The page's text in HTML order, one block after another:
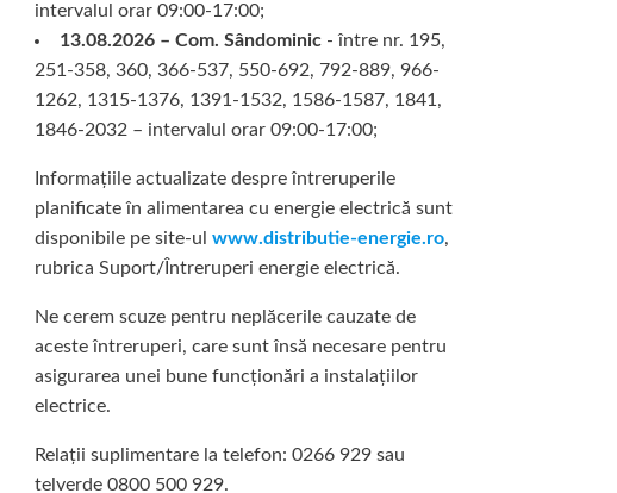
intervalul orar 09:00-17:00;
13.08.2026 – Com. Sândominic - între nr. 195,
251-358, 360, 366-537, 550-692, 792-889, 966-
1262, 1315-1376, 1391-1532, 1586-1587, 1841,
1846-2032 – intervalul orar 09:00-17:00;
Informațiile actualizate despre întreruperile
planificate în alimentarea cu energie electrică sunt
disponibile pe site-ul www.distributie-energie.ro,
rubrica Suport/Întreruperi energie electrică.
Ne cerem scuze pentru neplăcerile cauzate de
aceste întreruperi, care sunt însă necesare pentru
asigurarea unei bune funcționări a instalațiilor
electrice.
Relații suplimentare la tel efon: 0266 929 sau
telverde 0800 500 929.